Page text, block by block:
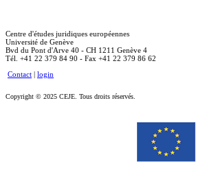
Centre d'études juridiques européennes
Université de Genève
Bvd du Pont d'Arve 40 - CH 1211 Genève 4
Tél. +41 22 379 84 90 - Fax +41 22 379 86 62
Contact | login
Copyright © 2025 CEJE. Tous droits réservés.